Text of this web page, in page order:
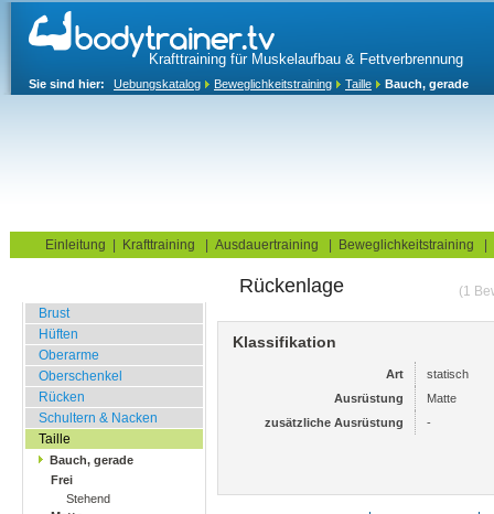
Krafttraining für Muskelaufbau & Fettverbrennung
Sie sind hier: Uebungskatalog Beweglichkeitstraining Taille Bauch, gerade
Einleitung Krafttraining Ausdauertraining Beweglichkeitstraining
Brust
Hüften
Oberarme
Oberschenkel
Rücken
Schultern & Nacken
Taille
Bauch, gerade
Frei
Stehend
Rückenlage (1
Klassifikation
Art
statisch
Ausrüstung
Matte
zusätzliche Ausrüstung
-